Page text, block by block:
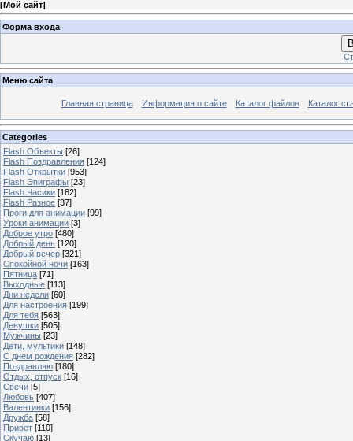
[Мой сайт]
Форма входа
Меню сайта
Главная страница Информация о сайте Каталог файлов Каталог
Categories
Flash Объекты [26]
Flash Поздравления [124]
Flash Открытки [953]
Flash Эпиграфы [23]
Flash Часики [182]
Flash Разное [37]
Проги для анимации [99]
Уроки анимации [3]
Доброе утро [480]
Добрый день [120]
Добрый вечер [321]
Спокойной ночи [163]
Пятница [71]
Выходные [113]
Дни недели [60]
Для настроения [199]
Для тебя [563]
Девушки [505]
Мужчины [23]
Дети, мультики [148]
С днем рождения [282]
Поздравляю [180]
Отдых, отпуск [16]
Свечи [5]
Любовь [407]
Валентинки [156]
Дружба [58]
Привет [110]
Скучаю [13]